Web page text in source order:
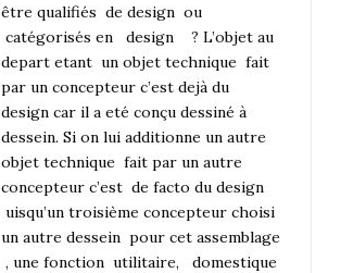
être qualifiés de design ou
catégorisés en design ? L’objet au
depart etant un objet technique fait
par un concepteur c’est dejà du
design car il a eté conçu dessiné à
dessein. Si on lui additionne un autre
objet technique fait par un autre
concepteur c’est de facto du design
uisqu’un troisième concepteur choisi
un autre dessein pour cet assemblage
, une fonction utilitaire, domestique